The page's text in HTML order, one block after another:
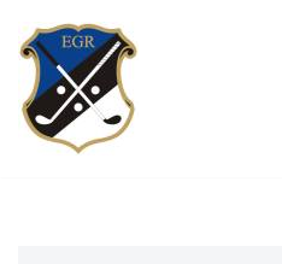
Hoppa
till
innehåll